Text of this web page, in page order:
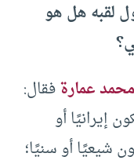
لقبه هل هو
محمد عمارةفقال:
إيرانيًا أو
شيعيًا أو سنيًا؛